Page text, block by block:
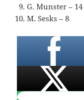
G. Munster – 14
M. Sesks – 8